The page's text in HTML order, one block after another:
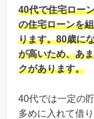
40代で住宅ロー
の住宅ローンを
ります。80歳に
が高いため、あ
クがあります。
40代では一定の
多めに入れて借